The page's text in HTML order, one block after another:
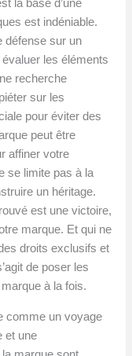
la base d’une
est indéniable.
défense sur un
les éléments
recherche
sur les
pour éviter des
peut être
affiner votre
se limite pas à la
un héritage.
est une victoire,
marque. Et qui ne
droits exclusifs et
de poser les
à la fois.
comme un voyage
et une